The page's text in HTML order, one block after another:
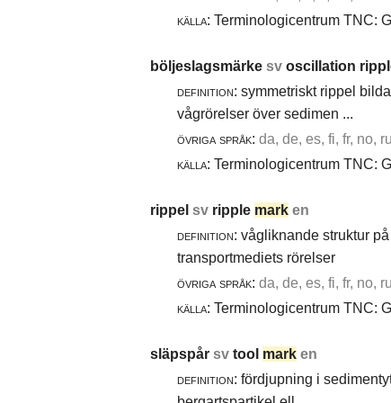
källa: Terminologicentrum TNC:
böljeslagsmärke sv oscillation
definition: symmetriskt rippel
vågrörelser över sedimen ...
övriga språk: da, de, es, fi, fr, no, ru
källa: Terminologicentrum TNC:
rippel sv ripple mark en
definition: vågliknande struktur
transportmediets rörelser
övriga språk: da, de, es, fi, fr, no, ru
källa: Terminologicentrum TNC:
släpspår sv tool mark en
definition: fördjupning i